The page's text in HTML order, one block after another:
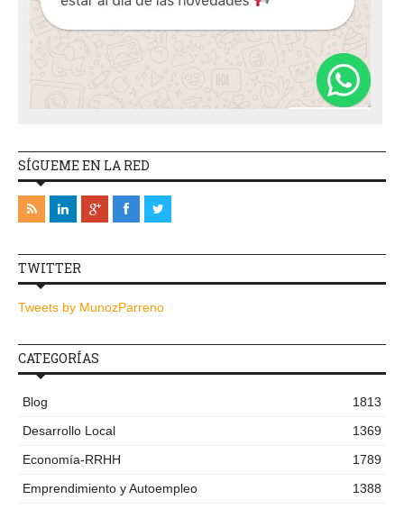
SÍGUEME EN LA RED
TWITTER
Tweets by MunozParreno
CATEGORÍAS
Blog
1813
Desarrollo Local
1369
Economía-RRHH
1789
Emprendimiento y Autoempleo
1388